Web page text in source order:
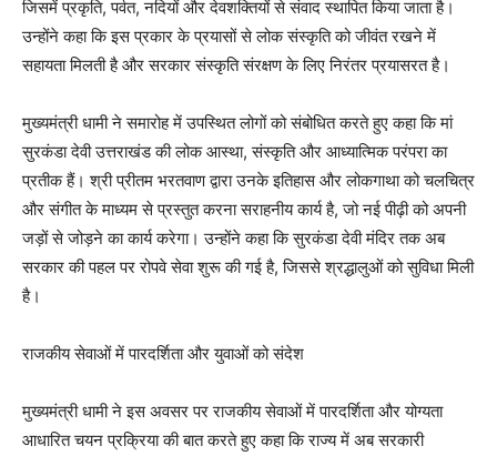
जिसमें प्रकृति, पर्वत, नदियों और देवशक्तियों से संवाद स्थापित किया जाता है।
उन्होंने कहा कि इस प्रकार के प्रयासों से लोक संस्कृति को जीवंत रखने में
सहायता मिलती है और सरकार संस्कृति संरक्षण के लिए निरंतर प्रयासरत है।
मुख्यमंत्री धामी ने समारोह में उपस्थित लोगों को संबोधित करते हुए कहा कि मां
सुरकंडा देवी उत्तराखंड की लोक आस्था, संस्कृति और आध्यात्मिक परंपरा का
प्रतीक हैं। श्री प्रीतम भरतवाण द्वारा उनके इतिहास और लोकगाथा को चलचित्र
और संगीत के माध्यम से प्रस्तुत करना सराहनीय कार्य है, जो नई पीढ़ी को अपनी
जड़ों से जोड़ने का कार्य करेगा। उन्होंने कहा कि सुरकंडा देवी मंदिर तक अब
सरकार की पहल पर रोपवे सेवा शुरू की गई है, जिससे श्रद्धालुओं को सुविधा मिली
है।
राजकीय सेवाओं में पारदर्शिता और युवाओं को संदेश
मुख्यमंत्री धामी ने इस अवसर पर राजकीय सेवाओं में पारदर्शिता और योग्यता
आधारित चयन प्रक्रिया की बात करते हुए कहा कि राज्य में अब सरकारी